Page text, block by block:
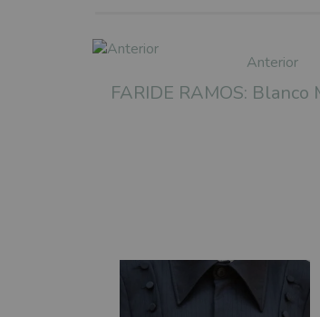
Anterior
FARIDE RAMOS: Blanco